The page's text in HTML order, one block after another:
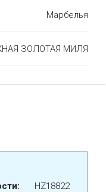
Марбелья
ЗОЛОТАЯ МИЛЯ
HZ18822